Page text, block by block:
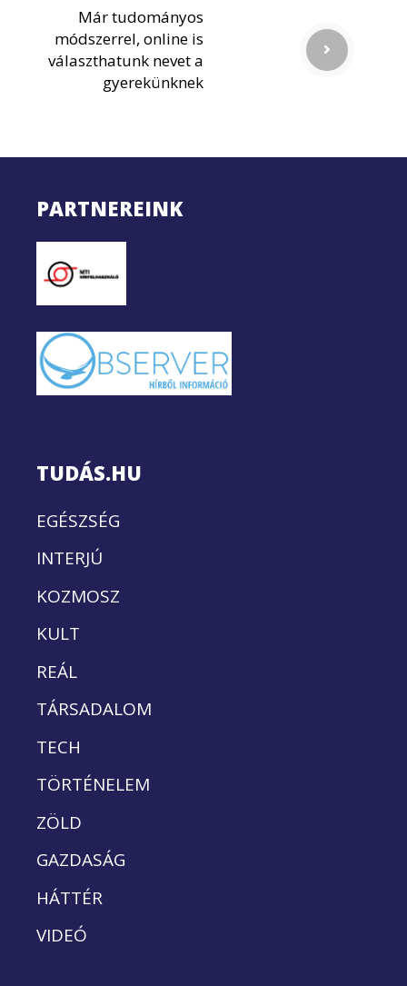
Már tudományos
módszerrel, online is
választhatunk nevet a
gyerekünknek
PARTNEREINK
TUDÁS.HU
EGÉSZSÉG
INTERJÚ
KOZMOSZ
KULT
REÁL
TÁRSADALOM
TECH
TÖRTÉNELEM
ZÖLD
GAZDASÁG
HÁTTÉR
VIDEÓ